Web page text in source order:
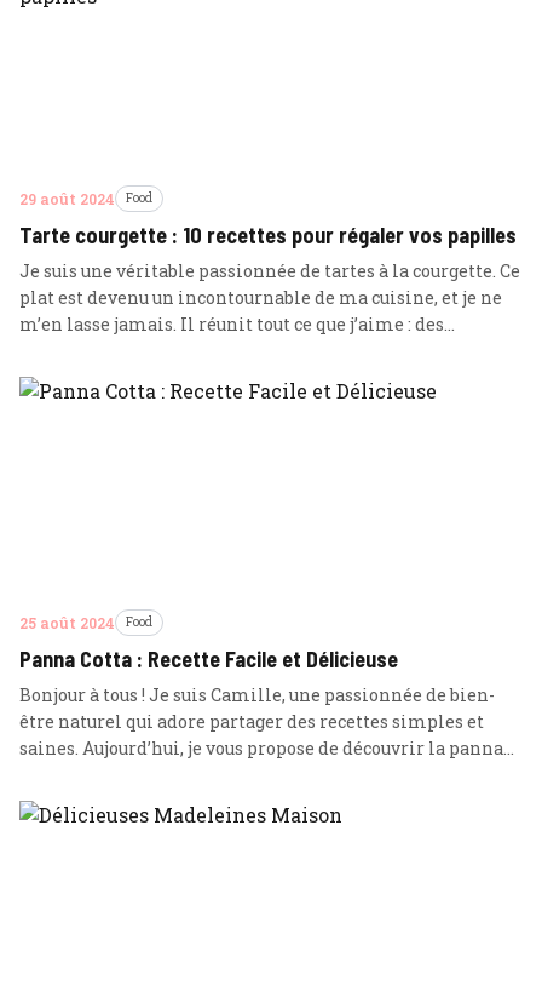
29 août 2024 Food
Tarte courgette : 10 recettes pour régaler vos papilles
Je suis une véritable passionnée de tartes à la courgette. Ce
plat est devenu un incontournable de ma cuisine, et je ne
m’en lasse jamais. Il réunit tout ce que j’aime : des
savoureux qui ravit toujours mes papilles. La courgette est
un légume riche en nutriments, … Lire plus
25 août 2024 Food
Panna Cotta : Recette Facile et Délicieuse
Bonjour à tous ! Je suis Camille, une passionnée de bien-
être naturel qui adore partager des recettes simples et
saines. Aujourd’hui, je vous propose de découvrir la panna
facile à réaliser. C’est une crème onctueuse et fondante qui
ravira vos papilles et impressionnera vos invités. … Lire